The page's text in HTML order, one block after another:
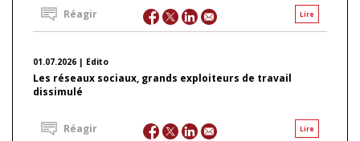
Lire
Réagir
01.07.2026 | Edito
Les réseaux sociaux, grands exploiteurs de travail
dissimulé
Lire
Réagir